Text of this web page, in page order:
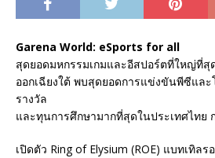
Garena World: eSports for all
สุดยอดมหกรรมเกมและอีสปอร์ตที่ใหญ่ที่สุ
ออกเฉียงใต้ พบสุดยอดการแข่งขันพีซีแล
รางวัล
และทุนการศึกษามากที่สุดในประเทศไทย
เปิดตัว Ring of Elysium (ROE) แบทเทิล